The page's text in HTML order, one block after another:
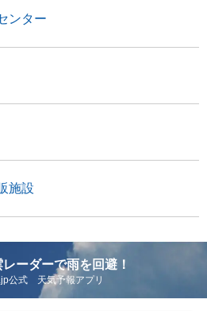
ンター
施設
ーダーで雨を回避！
公式 天気予報アプリ